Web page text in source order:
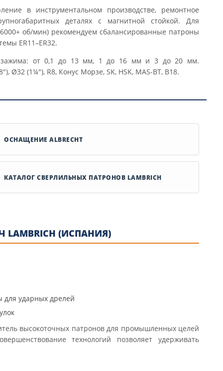
в инструментальном производстве, ремонтное
деталях с магнитной стойкой. Для
об/мин) рекомендуем сбалансированные патроны
ER11–ER32.
зажима: от 0,1 до 13 мм, 1 до 16 мм и 3 до 20 мм.
Ø32 (1¼"), R8, Конус Морзе, SK, HSK, MAS-BT, B18.
ОСНАЩЕНИЕ ALBRECHT
КАТАЛОГ СВЕРЛИЛЬНЫХ ПАТРОНОВ LAMBRICH
(ИСПАНИЯ)
ударных дрелей
высокоточных патронов для промышленных целей
технологий позволяет удерживать